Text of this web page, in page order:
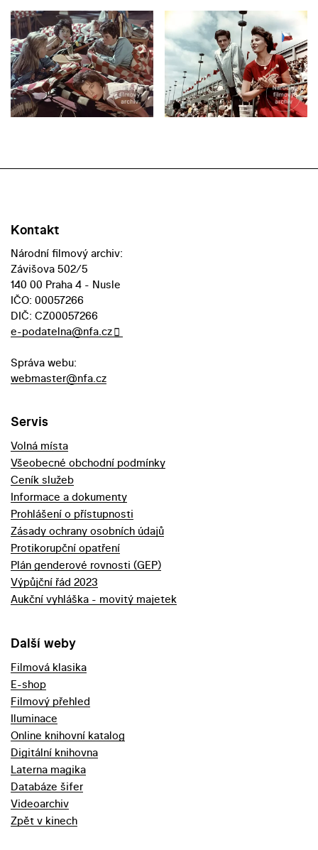
Kontakt
Národní filmový archiv:
Závišova 502/5
140 00 Praha 4 - Nusle
IČO: 00057266
DIČ: CZ00057266
e-podatelna@nfa.cz
Správa webu:
webmaster@nfa.cz
Servis
Volná místa
Všeobecné obchodní podmínky
Ceník služeb
Informace a dokumenty
Prohlášení o přístupnosti
Zásady ochrany osobních údajů
Protikorupční opatření
Plán genderové rovnosti (GEP)
Výpůjční řád 2023
Aukční vyhláška - movitý majetek
Další weby
Filmová klasika
E-shop
Filmový přehled
Iluminace
Online knihovní katalog
Digitální knihovna
Laterna magika
Databáze šifer
Videoarchiv
Zpět v kinech